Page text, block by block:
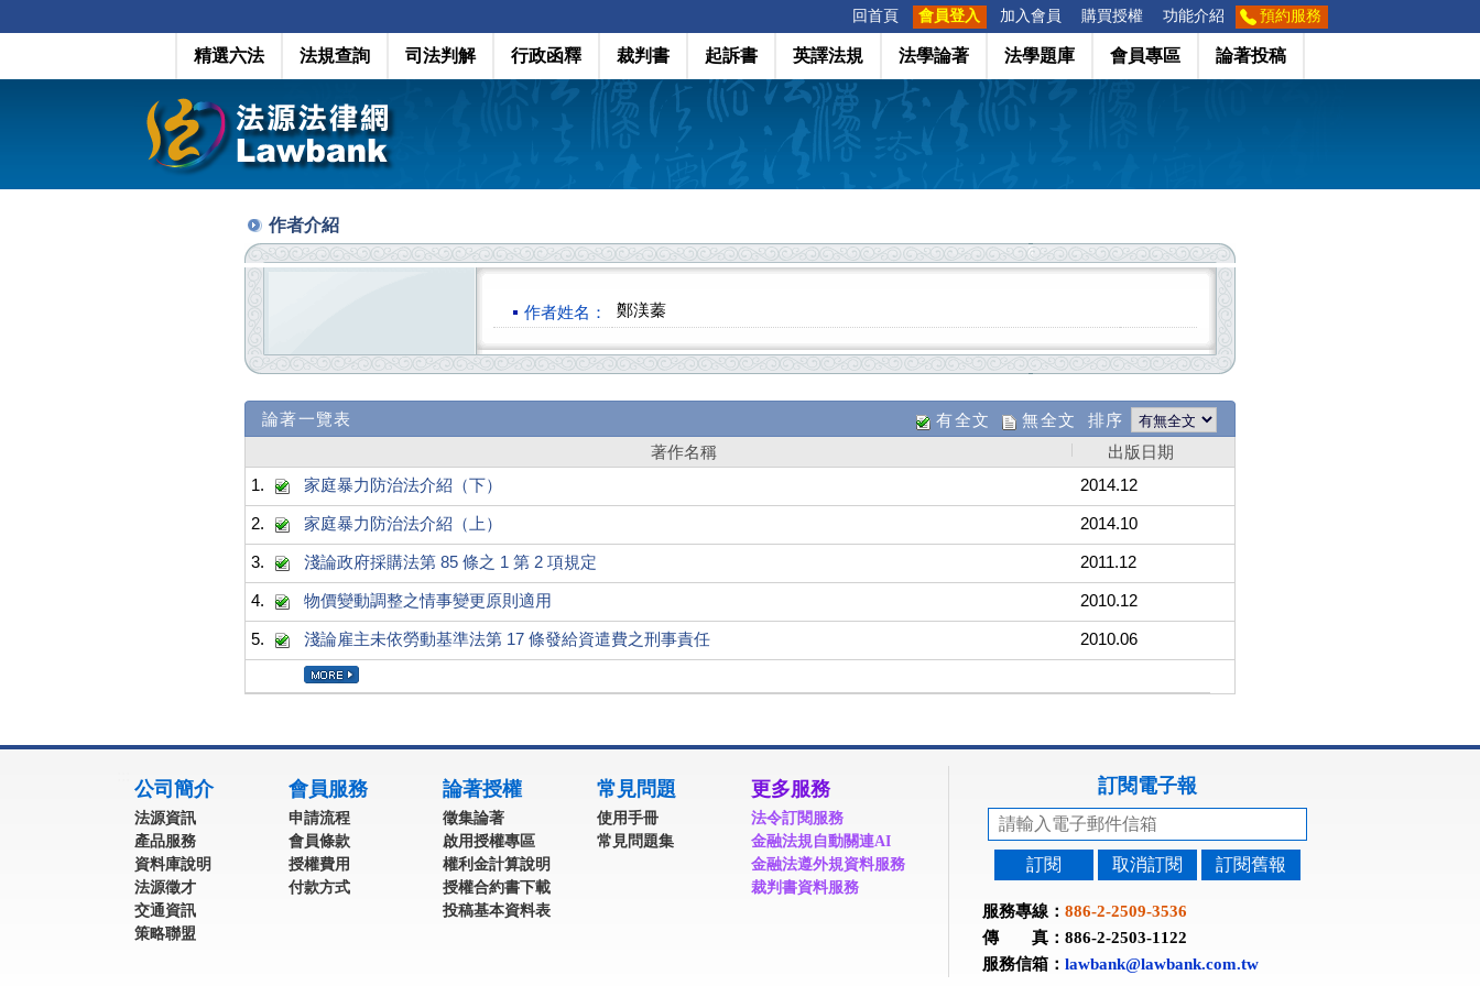
回首頁 會員登入 加入會員 購買授權 功能介紹 預約服務
精選六法 法規查詢 司法判解 行政函釋 裁判書 起訴書 英譯法規 法學論著 法學題庫 會員專區 論著投稿
作者介紹
作者姓名： 鄭渼蓁
論著一覽表 有全文 無全文 排序
著作名稱
出版日期
1.
家庭暴力防治法介紹（下） 2014.12
2. 家庭暴力防治法介紹（上） 2014.10
3. 淺論政府採購法第 85 條之 1 第 2 項規定 2011.12
4. 物價變動調整之情事變更原則適用 2010.12
5. 淺論雇主未依勞動基準法第 17 條發給資遣費之刑事責任 2010.06
公司簡介
法源資訊
產品服務
資料庫說明
法源徵才
交通資訊
策略聯盟
會員服務
申請流程
會員條款
授權費用
付款方式
論著授權
徵集論著
啟用授權專區
權利金計算說明
授權合約書下載
投稿基本資料表
常見問題
使用手冊
常見問題集
更多服務
法令訂閱服務
金融法規自動關連AI
金融法遵外規資料服務
裁判書資料服務
訂閱電子報
訂閱 取消訂閱 訂閱舊報
服務專線： 886-2-2509-3536
傳 真：886-2-2503-1122
服務信箱： lawbank@lawbank.com.tw